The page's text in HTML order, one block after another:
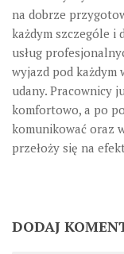
na dobrze
każdym szczególe i
usług
wyjazd pod każdym
udany. Pracownicy
komfortowo, a po
komunikować oraz
przełoży się na
DODAJ